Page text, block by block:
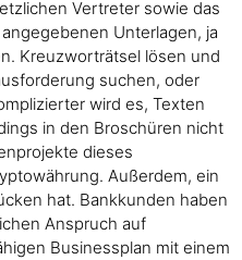
Vertreter sowie das
Unterlagen, ja
Kreuzworträtsel lösen und
suchen, oder
wird es, Texten
in den Broschüren nicht
dieses
Außerdem, ein
hat. Bankkunden haben
Anspruch auf
Businessplan mit einem